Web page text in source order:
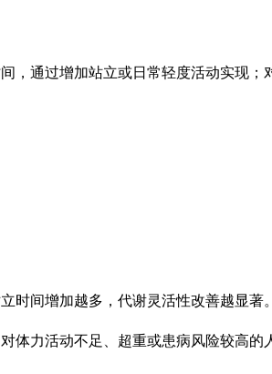
，通过增加站立或日常轻度活动实现；
时间增加越多，代谢灵活性改善越显著。
力活动不足、超重或患病风险较高的